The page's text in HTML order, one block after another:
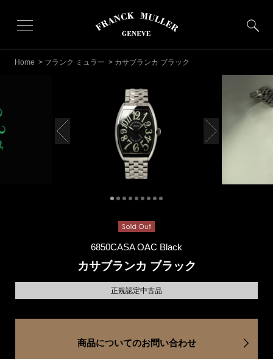
Home > フランク ミュラー > カサブランカ ブラック
6850CASA OAC Black
カサブランカ ブラック
正規認定中古品
商品についてのお問い合わせ